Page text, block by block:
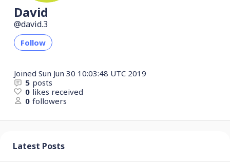
David
david.3
Follow
Joined Sun Jun 30 10:03:48 UTC 2019
5 posts
0 likes received
0 followers
Latest Posts